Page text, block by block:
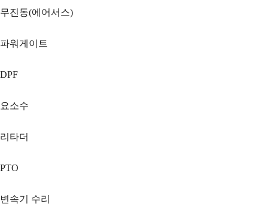
무진동(에어서스)
파워게이트
DPF
요소수
리타더
PTO
변속기 수리